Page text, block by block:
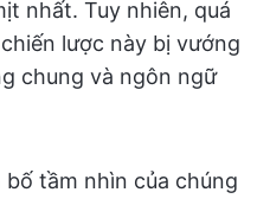
nhất. Tuy nhiên, quá
lược này bị vướng
chung và ngôn ngữ
tầm nhìn của chúng